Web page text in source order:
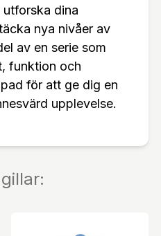
dina
nya nivåer av
av en serie som
funktion och
för att ge dig en
upplevelse.